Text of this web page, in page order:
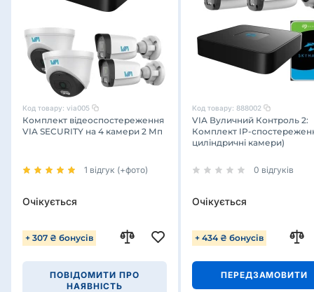
Код товару: via005
Комплект відеоспостереження
VIA SECURITY на 4 камери 2 Мп
1 відгук (+фото)
Очікується
+ 307 ₴ бонусів
ПОВІДОМИТИ ПРО
НАЯВНІСТЬ
Код товару: 888002
VIA Вуличний Контроль 2:
Комплект IP-
циліндричні камери)
0 відгуків
Очікується
+ 434 ₴ бонусів
ПЕРЕДЗАМОВИТИ